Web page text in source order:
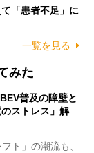
「患者不足」に
一覧を見る
みた
普及の障壁と
ストレス」解
ト」の潮流も、